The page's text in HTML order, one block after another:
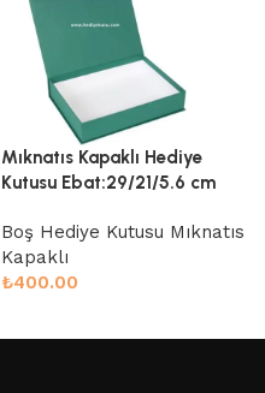
Mıknatıs Kapaklı Hediye
Kutusu Ebat:29/21/5.6 cm
Boş Hediye Kutusu Mıknatıs
Kapaklı
₺400.00